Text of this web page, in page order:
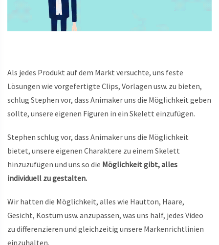
Als jedes Produkt auf dem Markt versuchte, uns feste
Lösungen wie vorgefertigte Clips, Vorlagen usw. zu bieten,
schlug Stephen vor, dass Animaker uns die Möglichkeit geben
sollte, unsere eigenen Figuren in ein Skelett einzufügen.
Stephen schlug vor, dass Animaker uns die Möglichkeit
bietet, unsere eigenen Charaktere zu einem Skelett
hinzuzufügen und uns so die Möglichkeit gibt, alles
individuell zu gestalten.
Wir hatten die Möglichkeit, alles wie Hautton, Haare,
Gesicht, Kostüm usw. anzupassen, was uns half, jedes Video
zu differenzieren und gleichzeitig unsere Markenrichtlinien
einzuhalten.